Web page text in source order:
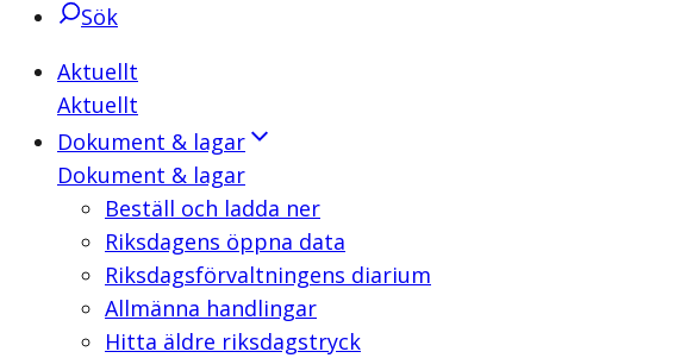
Sök
Aktuellt
Aktuellt
Dokument & lagar
Dokument & lagar
Beställ och ladda ner
Riksdagens öppna data
Riksdagsförvaltningens diarium
Allmänna handlingar
Hitta äldre riksdagstryck